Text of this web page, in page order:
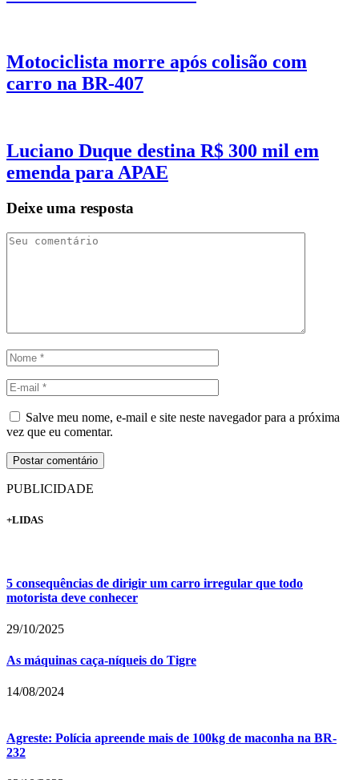
Motociclista morre após colisão com
carro na BR-407
Luciano Duque destina R$ 300 mil em
emenda para APAE
Deixe uma resposta
Salve meu nome, e-mail e site neste navegador para a próxima
vez que eu comentar.
PUBLICIDADE
+LIDAS
5 consequências de dirigir um carro irregular que todo
motorista deve conhecer
29/10/2025
As máquinas caça-níqueis do Tigre
14/08/2024
Agreste: Polícia apreende mais de 100kg de maconha na BR-
232